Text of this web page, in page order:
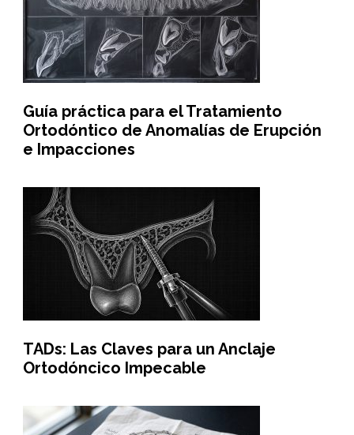
Guía práctica para el Tratamiento
Ortodóntico de Anomalías de Erupción
e Impacciones
TADs: Las Claves para un Anclaje
Ortodóncico Impecable